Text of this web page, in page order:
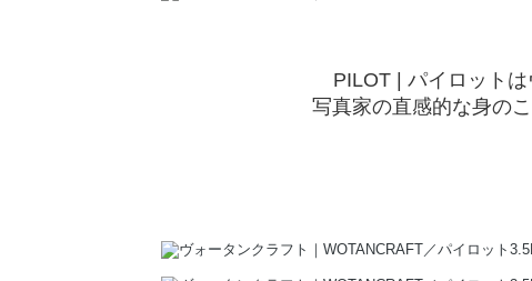
PILOT | パイロット
写真家の直感的な身の